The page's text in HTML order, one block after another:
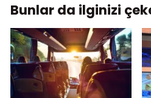
Bunlar da ilginizi